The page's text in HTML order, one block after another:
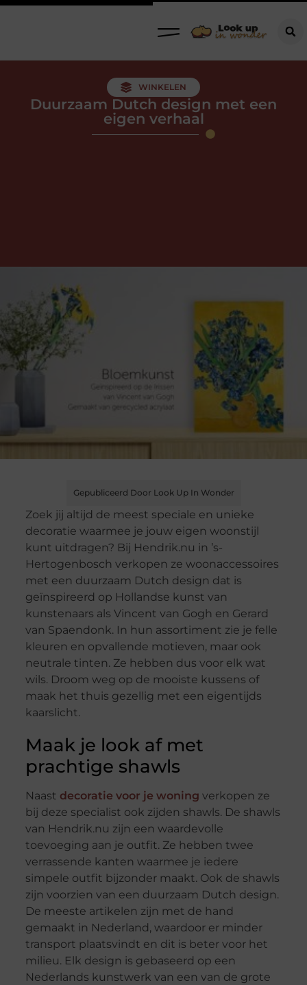
WINKELEN
Duurzaam Dutch design met een
eigen verhaal
Gepubliceerd Door Look Up In Wonder
Zoek jij altijd de meest speciale en unieke
decoratie waarmee je jouw eigen woonstijl
kunt uitdragen? Bij Hendrik.nu in ’s-
Hertogenbosch verkopen ze woonaccessoires
met een duurzaam Dutch design dat is
geïnspireerd op Hollandse kunst van
kunstenaars als Vincent van Gogh en Gerard
van Spaendonk. In hun assortiment zie je felle
kleuren en opvallende motieven, maar ook
neutrale tinten. Ze hebben dus voor elk wat
wils. Droom weg op de mooiste kussens of
maak het thuis gezellig met een eigentijds
kaarslicht.
Maak je look af met
prachtige shawls
Naast decoratie voor je woning verkopen ze
bij deze specialist ook zijden shawls. De shawls
van Hendrik.nu zijn een waardevolle
toevoeging aan je outfit. Ze hebben twee
verrassende kanten waarmee je iedere
simpele outfit bijzonder maakt. Ook de shawls
zijn voorzien van een duurzaam Dutch design.
De meeste artikelen zijn met de hand
gemaakt in Nederland, waardoor er minder
transport plaatsvindt en dit is beter voor het
milieu. Elk design is gebaseerd op een
Nederlands kunstwerk van een van de grote